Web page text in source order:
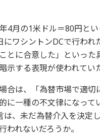
4月の1米ドル＝80円と
ワシントンDCで行わ
とに合意した」といっ
する表現が使われてい
合は、「為替市場で適
に一種の不文律になっ
、未だ為替介入を決定
れないだろうか。